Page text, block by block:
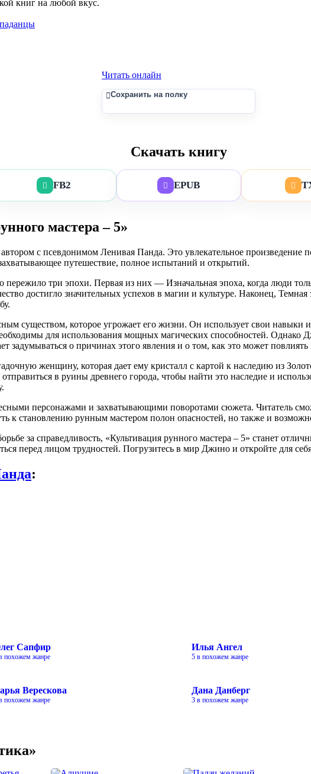
книг на любой вкус.
Читать онлайн
Сохранить на полку
Скачать книгу
FB2 EPUB
мастера – 5»
с псевдонимом Ленивая Панда. Это увлекательное
путешествие, полное испытаний и открытий.
пережило три эпохи. Первая из них — Изначальная эпоха, когда люди
достигло значительных успехов в магии и культуре. Наконец,
существом, которое угрожает его жизни. Он использует свои навыки
для использования мощных магических способностей. Однако
задумываться о причинах этого явления и о том, как это может
женщину, которая дает ему кристалл с картой к наследию из
в руины древнего города, чтобы найти это наследие и
персонажами и захватывающими поворотами сюжета. Читатель
к становлению рунным мастером полон опасностей, но также и
за справедливость, «Культивация рунного мастера – 5» станет
перед лицом трудностей. Погрузитесь в мир Джино и откройте для
:
Сапфир
похожем жанре
Илья Ангел
5 в похожем жанре
Верескова
похожем жанре
Дана Данберг
3 в похожем жанре